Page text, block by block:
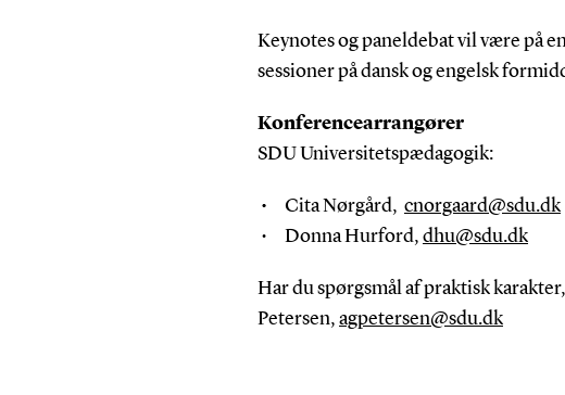
Keynotes og paneldebat vil være på
sessioner på dansk og engelsk
Konferencearrangører
SDU Universitetspædagogik:
Cita Nørgård, cnorgaard@sdu.dk
Donna Hurford, dhu@sdu.dk
Har duspørgsmål af praktisk karakter,
Petersen, agpetersen@sdu.dk